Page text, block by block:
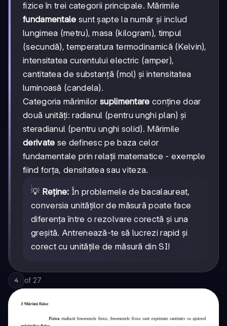
fizice în trei categorii principale. Mărimile
fundamentale sunt șapte la număr și includ
lungimea (metru), masa (kilogram), timpul
(secundă), temperatura termodinamică (Kelvin),
intensitatea curentului electric (amper),
cantitatea de substanță (mol) și intensitatea
luminoasă (candela).
Categoria mărimilor suplimentare conține doar
două unități: radianul (pentru unghi plan) și
steradianul (pentru unghi solid). Mărimile
derivate se definesc pe baza celor
fundamentale prin relații matematice - exemple
fiind forța, densitatea sau viteza.
💡 Reține: În problemele de bacalaureat,
conversia unităților de măsură poate face
diferența între o rezolvare corectă și una
greșită. Antrenează-te să lucrezi rapid și
corect cu unitățile de măsură din SI!
4 of 27